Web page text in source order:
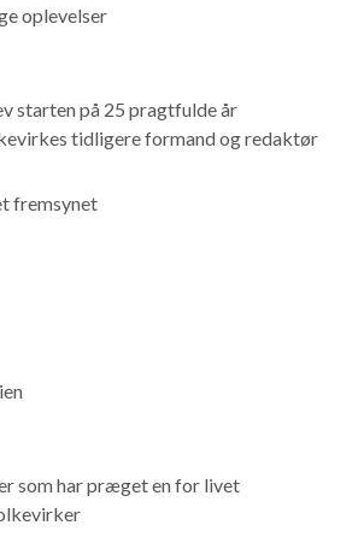
oplevelser
starten på 25 pragtfulde år
tidligere formand og redaktør
fremsynet
som har præget en for livet